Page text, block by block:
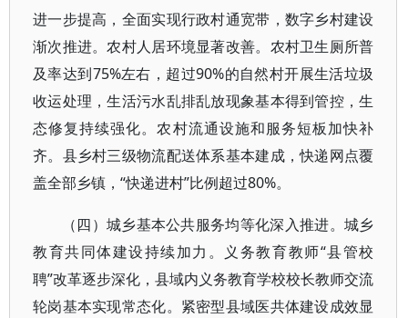
进一步提高，全面实现行政村通宽带，数字乡村建设
渐次推进。农村人居环境显著改善。农村卫生厕所普
及率达到75%左右，超过90%的自然村开展生活垃圾
收运处理，生活污水乱排乱放现象基本得到管控，生
态修复持续强化。农村流通设施和服务短板加快补
齐。县乡村三级物流配送体系基本建成，快递网点覆
盖全部乡镇，“快递进村”比例超过80%。
（四）城乡基本公共服务均等化深入推进。城乡
教育共同体建设持续加力。义务教育教师“县管校
聘”改革逐步深化，县域内义务教育学校校长教师交流
轮岗基本实现常态化。紧密型县域医共体建设成效显